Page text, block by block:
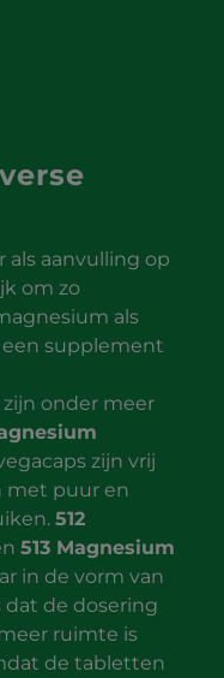
als aanvulling op
om zo
als
een supplement
onder meer
zijn vrij
met puur en
512
513 Magnesium
in de vorm van
dat de dosering
ruimte is
de tabletten